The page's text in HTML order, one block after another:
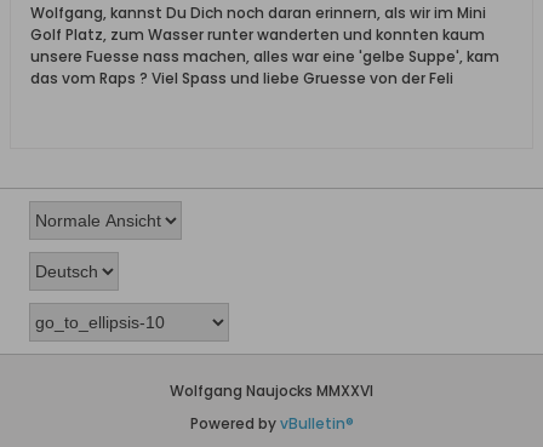
Wolfgang, kannst Du Dich noch daran erinnern, als wir im Mini
Golf Platz, zum Wasser runter wanderten und konnten kaum
unsere Fuesse nass machen, alles war eine 'gelbe Suppe', kam
das vom Raps ? Viel Spass und liebe Gruesse von der Feli
Wolfgang Naujocks MMXXVI
Powered byvBulletin®